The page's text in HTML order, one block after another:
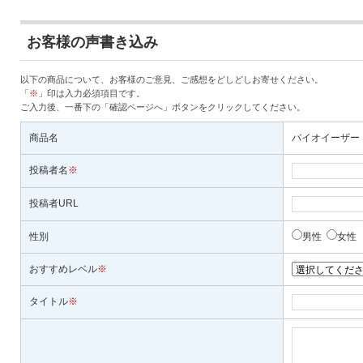
お客様の声書き込み
以下の商品について、お客様のご意見、ご感想をどしどしお寄せください。
「※ 」印は入力必須項目です。
ご入力後、一番下の「確認ページへ」ボタンをクリックしてください。
商品名 バイオイーザー
投稿者名 ※
投稿者URL
性別 男性 女性
おすすめレベル※
タイトル※